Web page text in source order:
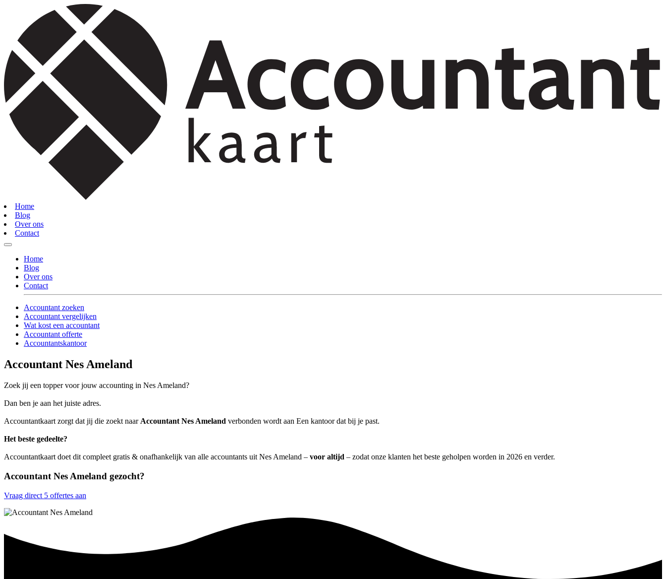
Home
Blog
Over ons
Contact
Home
Blog
Over ons
Contact
Accountant zoeken
Accountant vergelijken
Wat kost een accountant
Accountant offerte
Accountantskantoor
Accountant Nes Ameland
Zoek jij een topper voor jouw accounting in Nes Ameland?
Dan ben je aan het juiste adres.
Accountantkaart zorgt dat jij die zoekt naar Accountant Nes Ameland verbonden wordt aan Een kantoor dat bij je past.
Het beste gedeelte?
Accountantkaart doet dit compleet gratis & onafhankelijk van alle accountants uit Nes Ameland – voor altijd – zodat onze klanten het beste geholpen worden in 2026 en verder.
Accountant Nes Ameland gezocht?
Vraag direct 5 offertes aan